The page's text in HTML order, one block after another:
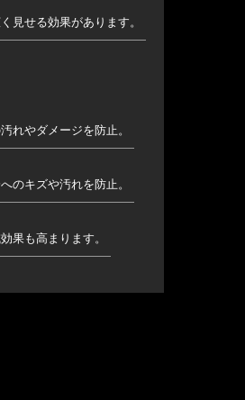
見せる効果があります。
れやダメージを防止。
のキズや汚れを防止。
果も高まります。